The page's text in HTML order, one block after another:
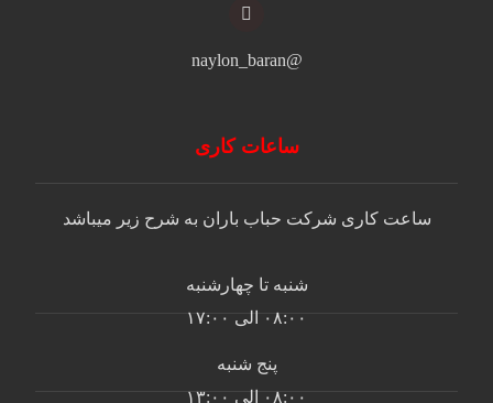
@naylon_baran
ساعات کاری
ساعت کاری شرکت حباب باران به شرح زیر میباشد
شنبه تا چهارشنبه
۰۸:۰۰ الی ۱۷:۰۰
پنج شنبه
۰۸:۰۰ الی ۱۳:۰۰